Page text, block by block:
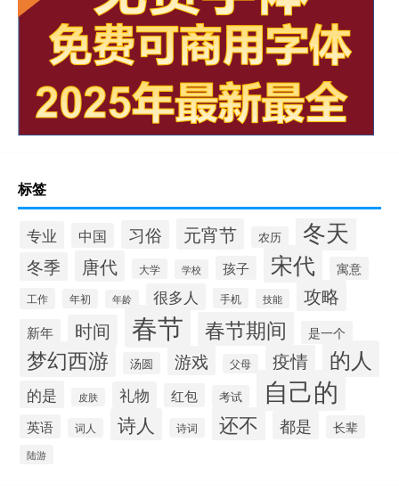
标签
专业 中国 习俗 元宵节 农历 冬天
冬季 唐代 大学 学校 孩子 宋代 寓意
工作 年初 年龄 很多人 手机 技能 攻略
新年 时间 春节 春节期间 是一个
梦幻西游 汤圆 游戏 父母 疫情 的人
的是 皮肤 礼物 红包 考试 自己的
英语 词人 诗人 诗词 还不 都是 长辈
陆游